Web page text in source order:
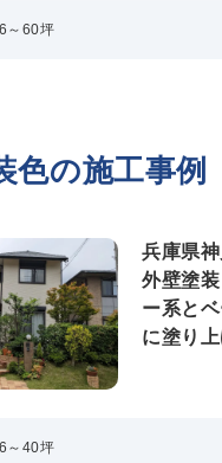
～60坪
色の施工事例
兵庫県
外壁塗
ー系と
に塗り
～40坪